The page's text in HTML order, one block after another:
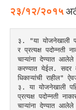
२३/१२/२०१५
३. "या योजनेखाली
र प्रत्यक्ष पदोन्नती
चाऱ्यांना देण्यात
करण्यात येईल. सदर
धिकाऱ्यांची राहील"
३. या योजनेखाली
प्रत्यक्ष पदोन्नती
चाऱ्यांना देण्यात